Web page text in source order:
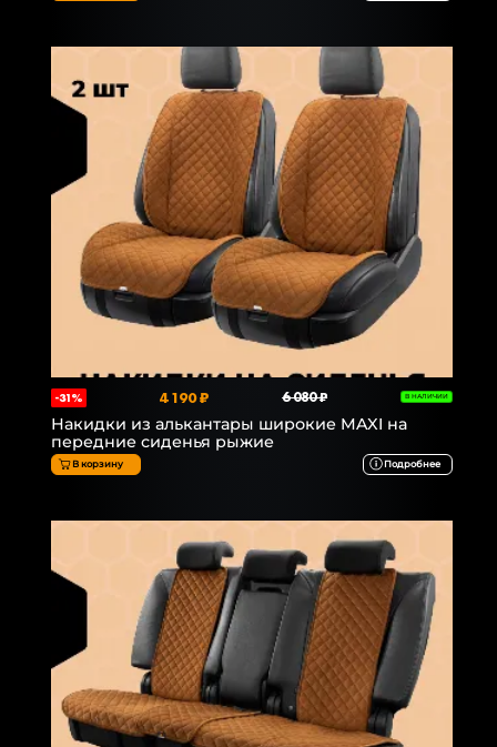
-31% 4 190 ₽ 6 080 ₽ В НАЛИЧИИ
Накидки из алькантары широкие MAXI на
передние сиденья рыжие
В корзину Подробнее